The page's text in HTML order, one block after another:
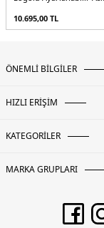
10.695,00 TL
ÖNEMLİ BİLGİLER
HIZLI ERİŞİM
KATEGORİLER
MARKA GRUPLARI